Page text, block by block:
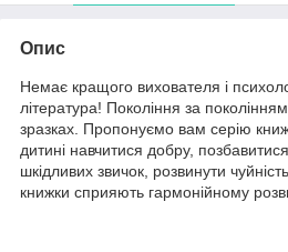
Опис
Немає кращого вихователя і
література! Покоління за
зразках. Пропонуємо вам серію
дитині навчитися добру,
шкідливих звичок, розвинути
книжки сприяють гармонійному